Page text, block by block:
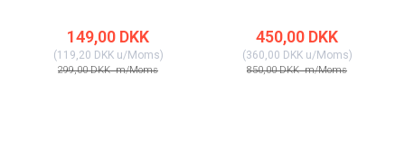
149,00 DKK
(119,20 DKKu/Moms)
299,00 DKKm/Moms
450,00 DKK
(360,00 DKKu/Moms)
850,00 DKKm/Moms